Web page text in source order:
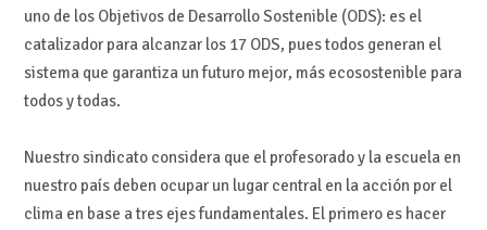
uno de los Objetivos de Desarrollo Sostenible (ODS): es el
catalizador para alcanzar los 17 ODS, puestodos generan el
sistema que garantiza un futuro mejor, más ecosostenible para
todos y todas.
Nuestro sindicato considera que el profesoradoy la escuela en
nuestro país deben ocupar un lugar central en la acción por el
clima en base a tres ejes fundamentales. El primero es hacer